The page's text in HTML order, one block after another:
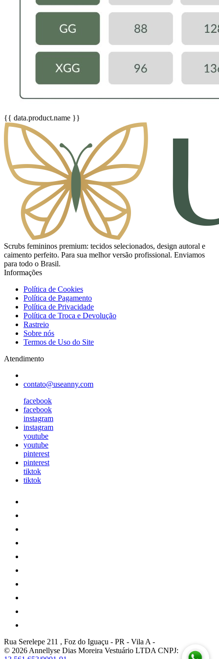
{{ data.product.name }}
Scrubs femininos premium: tecidos selecionados, design autoral e
caimento perfeito. Para sua melhor versão profissional. Enviamos
para todo o Brasil.
Informações
Política de Cookies
Política de Pagamento
Política de Privacidade
Política de Troca e Devolução
Rastreio
Sobre nós
Termos de Uso do Site
Atendimento
contato@useanny.com
facebook
facebook
instagram
instagram
youtube
youtube
pinterest
pinterest
tiktok
tiktok
Rua Serelepe 211 , Foz do Iguaçu - PR - Vila A -
© 2026 Annellyse Dias Moreira Vestuário LTDA CNPJ: